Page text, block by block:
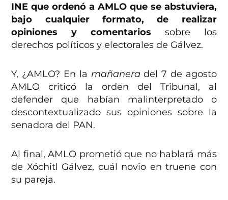
INE que ordenó a AMLO que se abstuviera,
bajo cualquier formato, de realizar
opiniones y comentarios sobre los
derechos políticos y electorales de Gálvez.
Y, ¿AMLO? En la mañaneradel 7 de agosto
AMLO criticó la orden del Tribunal, al
defender que habían malinterpretado o
descontextualizado sus opiniones sobre la
senadora del PAN.
Al final, AMLO prometió que no hablará más
de Xóchitl Gálvez, cuál novio en truene con
su pareja.